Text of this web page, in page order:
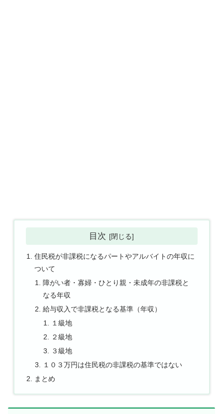
目次
住民税が非課税になるパートやアルバイトの年収に
ついて
障がい者・寡婦・ひとり親・未成年の非課税と
なる年収
給与収入で非課税となる基準（年収）
１級地
２級地
３級地
１０３万円は住民税の非課税の基準ではない
まとめ